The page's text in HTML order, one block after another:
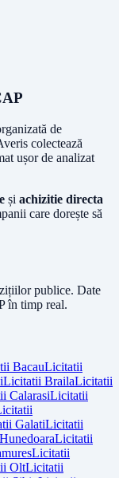
de
colectează
ușor de analizat
și achizitie directa
care dorește să
publice. Date
în timp real.
BacauLicitatii
Licitatii BrailaLicitatii
CalarasiLicitatii
GalatiLicitatii
HunedoaraLicitatii
Licitatii
OltLicitatii